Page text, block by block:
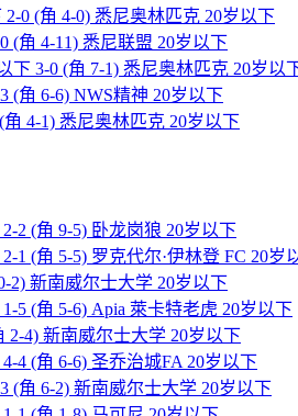
0 (角 4-0) 悉尼奥林匹克 20岁以下
(角 4-11) 悉尼联盟 20岁以下
下 3-0 (角 7-1) 悉尼奥林匹克 20岁以
(角 6-6) NWS精神 20岁以下
4-1) 悉尼奥林匹克 20岁以下
2 (角 9-5) 卧龙岗狼 20岁以下
1 (角 5-5) 罗克代尔·伊林登 FC 20岁
2) 新南威尔士大学 20岁以下
5 (角 5-6) Apia 萊卡特老虎 20岁以下
2-4) 新南威尔士大学 20岁以下
4 (角 6-6) 圣乔治城FA 20岁以下
(角 6-2) 新南威尔士大学 20岁以下